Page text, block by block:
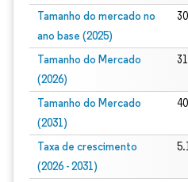
Tamanho do mercado no
ano base (2025)
Tamanho do Mercado
(2026)
Tamanho do Mercado
(2031)
Taxa de crescimento
(2026 - 2031)